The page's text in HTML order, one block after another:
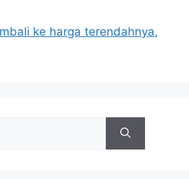
ke harga terendahnya,